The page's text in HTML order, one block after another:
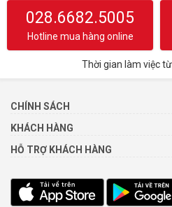
028.6682.5005
Hotline mua hàng online
Thời gian làm việc
CHÍNH SÁCH
KHÁCH HÀNG
HỖ TRỢ KHÁCH HÀNG